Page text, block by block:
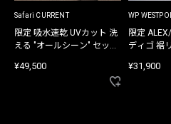
Safari CURRENT
限定 吸水速乾 UVカット 洗
える "オールシーン" セット
¥49,500
WP
限定
ディゴ 裾
¥31,900